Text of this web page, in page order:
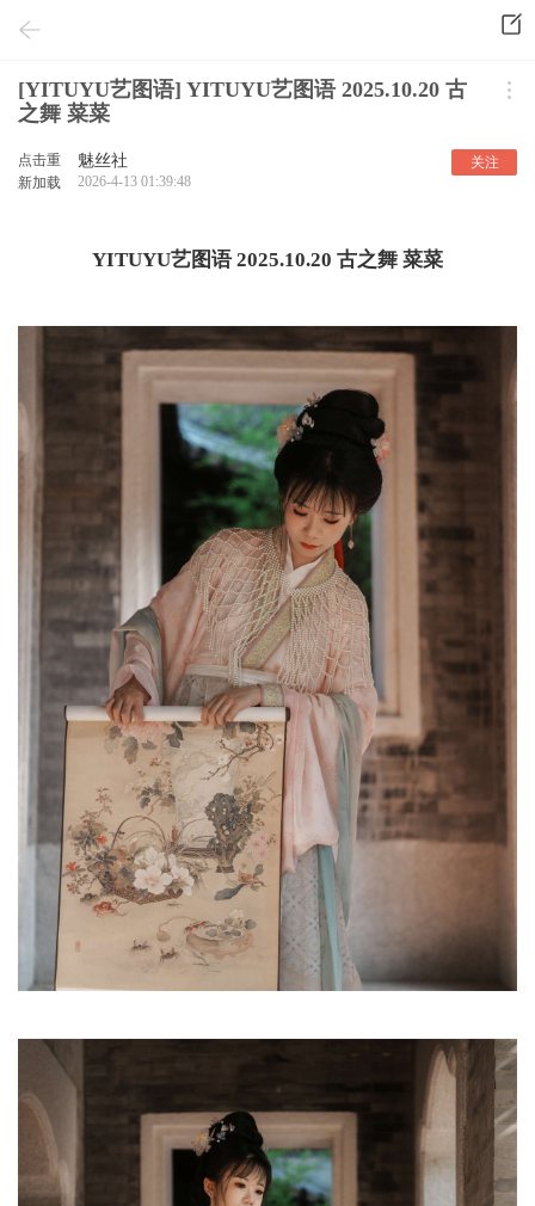
[YITUYU艺图语] YITUYU艺图语 2025.10.20 古
之舞 菜菜
点击重
新加载
魅丝社
2026-4-13 01:39:48
关注
YITUYU艺图语 2025.10.20 古之舞 菜菜